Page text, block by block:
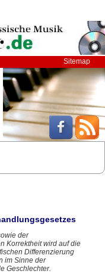
Sitemap
der
Korrektheit wird auf die
Differenzierung
im Sinne der
Geschlechter.